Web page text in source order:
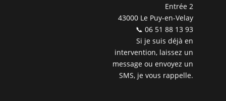
Entrée 2
43000 Le Puy-en-Velay
📞 06 51 88 13 93
Si je suis déjà en
intervention, laissez un
message ou envoyez un
SMS, je vous rappelle.